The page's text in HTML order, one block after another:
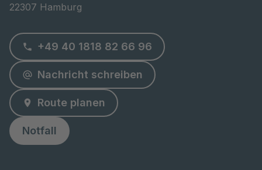
22307 Hamburg
+49 40 1818 82 66 96
Nachricht schreiben
Route planen
Notfall